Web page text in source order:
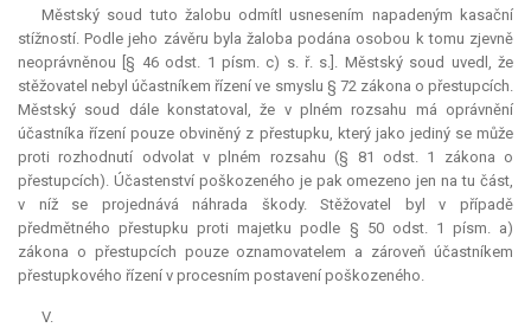
Městský soud tuto žalobu odmítl usnesením napadeným kasační
stížností. Podle jeho závěru byla žaloba podána osobou k tomu zjevně
neoprávněnou [§ 46 odst. 1 písm. c) s. ř. s.]. Městský soud uvedl, že
stěžovatel nebyl účastníkem řízení ve smyslu § 72 zákona o přestupcích.
Městský soud dále konstatoval, že v plném rozsahu má oprávnění
účastníka řízení pouze obviněný z přestupku, který jako jediný se může
proti rozhodnutí odvolat v plném rozsahu (§ 81 odst. 1 zákona o
přestupcích). Účastenství poškozeného je pak omezeno jen na tu část,
v níž se projednává náhrada škody. Stěžovatel byl v případě
předmětného přestupku proti majetku podle § 50 odst. 1 písm. a)
zákona o přestupcích pouze oznamovatelem a zároveň účastníkem
přestupkového řízení v procesním postavení poškozeného.
V.